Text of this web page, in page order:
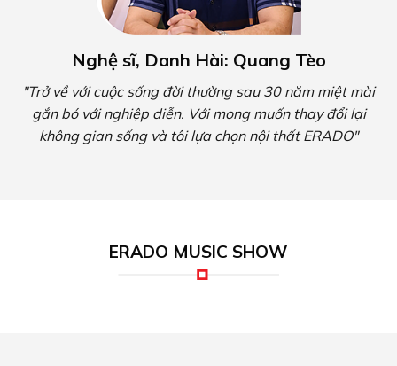
Nghệ sĩ, Danh Hài: Quang Tèo
"Trở về với cuộc sống đời thường sau 30 năm miệt mài
gắn bó với nghiệp diễn. Với mong muốn thay đổi lại
không gian sống và tôi lựa chọn nội thất ERADO"
ERADO MUSIC SHOW